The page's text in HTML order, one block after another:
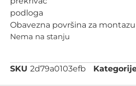
podloga
Obavezna površina za
Nema na stanju
SKU 2d79a0103efb